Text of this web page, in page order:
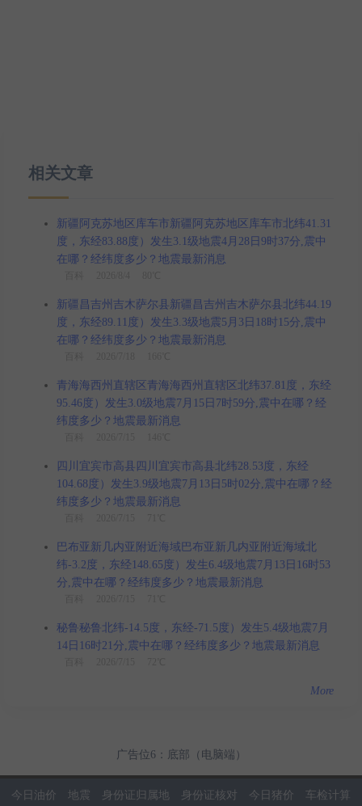
相关文章
新疆阿克苏地区库车市新疆阿克苏地区库车市北纬41.31
度，东经83.88度）发生3.1级地震4月28日9时37分,震中
在哪？经纬度多少？地震最新消息
新疆昌吉州吉木萨尔县新疆昌吉州吉木萨尔县北纬44.19
度，东经89.11度）发生3.3级地震5月3日18时15分,震中
在哪？经纬度多少？地震最新消息
青海海西州直辖区青海海西州直辖区北纬37.81度，东经
95.46度）发生3.0级地震7月15日7时59分,震中在哪？经
纬度多少？地震最新消息
四川宜宾市高县四川宜宾市高县北纬28.53度，东经
104.68度）发生3.9级地震7月13日5时02分,震中在哪？经
纬度多少？地震最新消息
巴布亚新几内亚附近海域巴布亚新几内亚附近海域北
纬-3.2度，东经148.65度）发生6.4级地震7月13日16时53
分,震中在哪？经纬度多少？地震最新消息
秘鲁秘鲁北纬-14.5度，东经-71.5度）发生5.4级地震7月
14日16时21分,震中在哪？经纬度多少？地震最新消息
More
广告位6：底部（电脑端）
今日油价 地震 身份证归属地 身份证核对 今日猪价 车检计算